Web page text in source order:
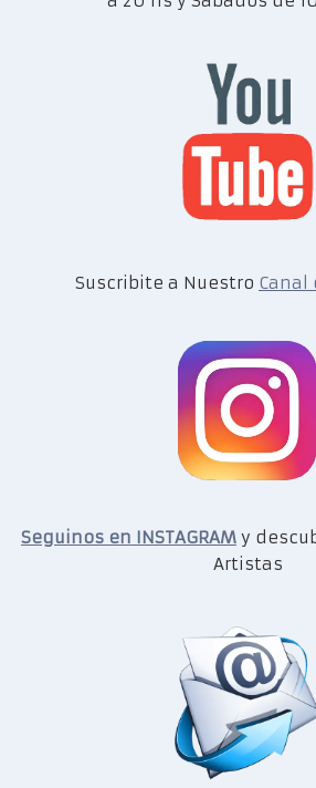
Suscribite a Nuestro Canal
Seguinos en INSTAGRAM y
Artistas